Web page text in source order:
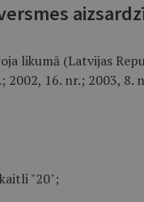
likumā (Latvijas
16. nr.; 2003, 8.
"20";